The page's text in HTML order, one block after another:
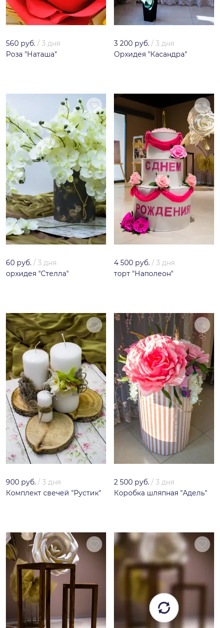
560 руб. / 3 дня
Роза "Наташа"
3 200 руб. / 3 дня
Орхидея "Касандра"
60 руб. / 3 дня
орхидея "Стелла"
4 500 руб. / 3 дня
торт "Наполеон"
900 руб. / 3 дня
Комплект свечей "Рустик"
2 500 руб. / 3 дня
Коробка шляпная "Адель"